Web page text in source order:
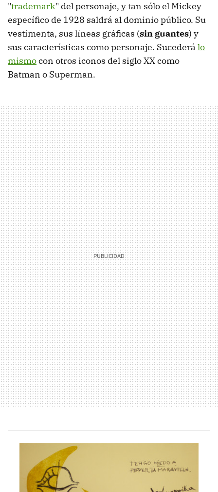
"trademark" del personaje, y tan sólo el Mickey
específico de 1928 saldrá al dominio público. Su
vestimenta, sus líneas gráficas (sin guantes) y
sus características como personaje. Sucederá lo
mismocon otros iconos del siglo XX como
Batman o Superman.